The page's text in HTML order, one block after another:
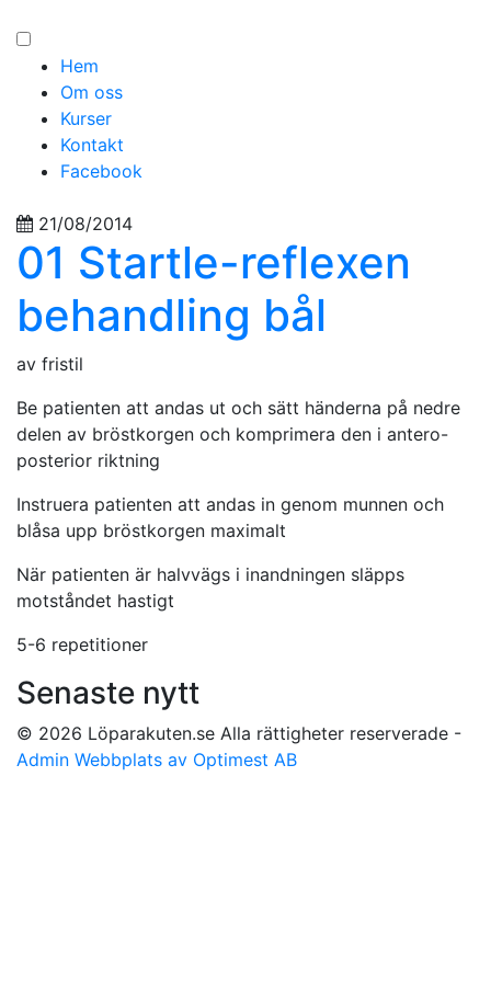
Hem
Om oss
Kurser
Kontakt
Facebook
21/08/2014
01 Startle-reflexen
behandling bål
av fristil
Be patienten att andas ut och sätt händerna på nedre
delen av bröstkorgen och komprimera den i antero-
posterior riktning
Instruera patienten att andas in genom munnen och
blåsa upp bröstkorgen maximalt
När patienten är halvvägs i inandningen släpps
motståndet hastigt
5-6 repetitioner
Senaste nytt
© 2026 Löparakuten.se Alla rättigheter reserverade -
Admin Webbplats av Optimest AB